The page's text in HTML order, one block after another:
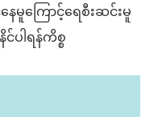
ေမူကြောင့်ရေစီးဆင်းမူ
ပါရန်ကိစ္စ